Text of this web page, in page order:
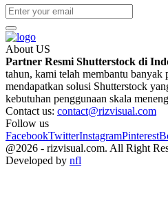
About US
Partner Resmi Shutterstock di
tahun, kami telah membantu banyak
mendapatkan solusi Shutterstock
kebutuhan penggunaan skala
Contact us: contact@rizvisual.com
Follow us
FacebookTwitterInstagramPinterest
@2026 - rizvisual.com. All Right
Developed by nfl